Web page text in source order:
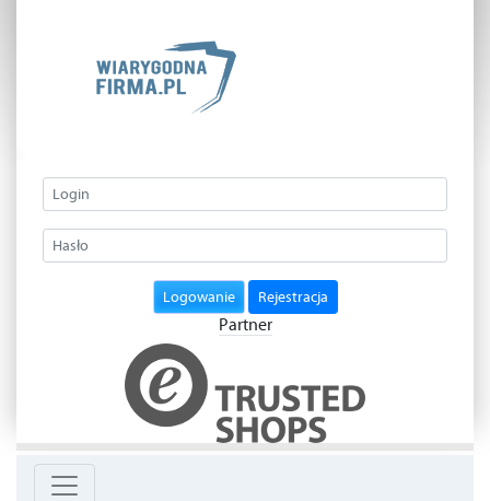
Logowanie Rejestracja
Partner